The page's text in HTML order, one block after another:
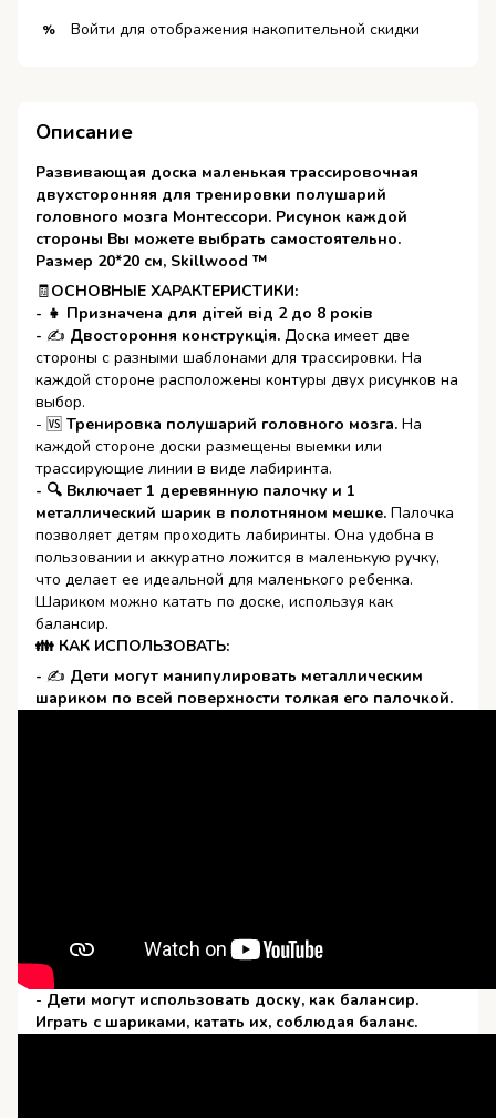
% Войти для отображения накопительной скидки
Описание
Развивающая доска маленькая трассировочная
двухсторонняя для тренировки полушарий
головного мозга Монтессори. Рисунок каждой
стороны Вы можете выбрать самостоятельно.
Размер 20*20 см, Skillwood ™
🧾ОСНОВНЫЕ ХАРАКТЕРИСТИКИ:
- 👧 Призначена для дітей від 2 до 8 років
- ✍ Двостороння конструкція. Доска имеет две
стороны с разными шаблонами для трассировки. На
каждой стороне расположены контуры двух рисунков на
выбор.
- 🆚 Тренировка полушарий головного мозга. На
каждой стороне доски размещены выемки или
трассирующие линии в виде лабиринта.
- 🔍 Включает 1 деревянную палочку и 1
металлический шарик в полотняном мешке. Палочка
позволяет детям проходить лабиринты. Она удобна в
пользовании и аккуратно ложится в маленькую ручку,
что делает ее идеальной для маленького ребенка.
Шариком можно катать по доске, используя как
балансир.
👪 КАК ИСПОЛЬЗОВАТЬ:
- ✍ Дети могут манипулировать металлическим
шариком по всей поверхности толкая его палочкой.
- Дети могут использовать доску, как балансир.
Играть с шариками, катать их, соблюдая баланс.